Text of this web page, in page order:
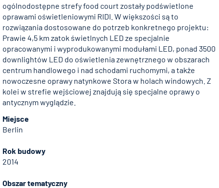
ogólnodostępne strefy food court zostały podświetlone
oprawami oświetleniowymi RIDI. W większości są to
rozwiązania dostosowane do potrzeb konkretnego projektu:
Prawie 4,5 km zatok świetlnych LED ze specjalnie
opracowanymi i wyprodukowanymi modułami LED, ponad 3500
downlightów LED do oświetlenia zewnętrznego w obszarach
centrum handlowego i nad schodami ruchomymi, a także
nowoczesne oprawy natynkowe Stora w holach windowych. Z
kolei w strefie wejściowej znajdują się specjalne oprawy o
antycznym wyglądzie.
Miejsce
Berlin
Rok budowy
2014
Obszar tematyczny